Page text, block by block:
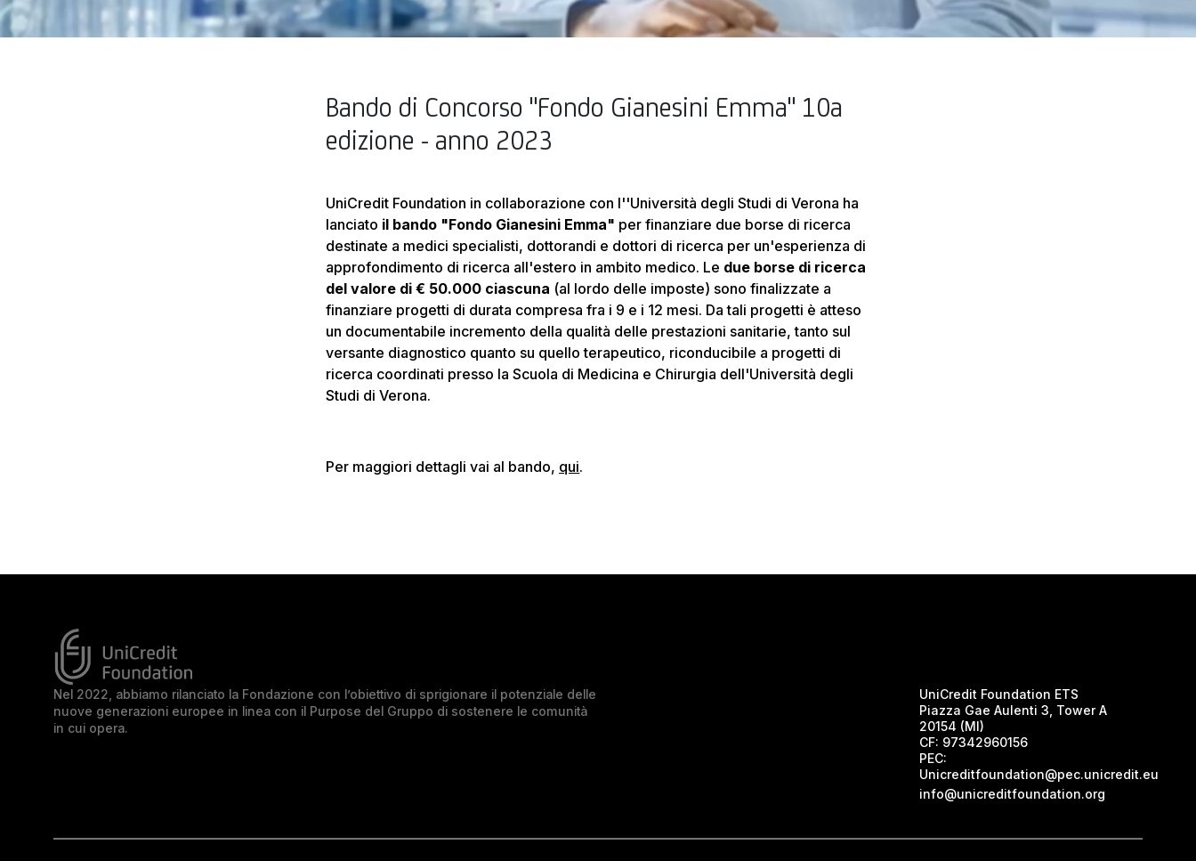
Bando di Concorso "Fondo Gianesini Emma" 10a
edizione - anno 2023
UniCredit Foundation in collaborazione con l''Università degli Studi di Verona ha
lanciato il bando "Fondo Gianesini Emma" per finanziare due borse di ricerca
destinate a medici specialisti, dottorandi e dottori di ricerca per un'esperienza di
approfondimento di ricerca all'estero in ambito medico. Le due borse di ricerca
del valore di € 50.000 ciascuna (al lordo delle imposte) sono finalizzate a
finanziare progetti di durata compresa fra i 9 e i 12 mesi. Da tali progetti è atteso
un documentabile incremento della qualità delle prestazioni sanitarie, tanto sul
versante diagnostico quanto su quello terapeutico, riconducibile a progetti di
ricerca coordinati presso la Scuola di Medicina e Chirurgia dell'Università degli
Studi di Verona.
Per maggiori dettagli vai al bando, qui.
Nel 2022, abbiamo rilanciato la Fondazione con l’obiettivo di sprigionare il potenziale delle
nuove generazioni europee in linea con il Purpose del Gruppo di sostenere le comunità
in cui opera.
UniCredit Foundation ETS
Piazza Gae Aulenti 3, Tower A
20154 (MI)
CF: 97342960156
PEC:
Unicreditfoundation@pec.unicredit.eu
info@unicreditfoundation.org